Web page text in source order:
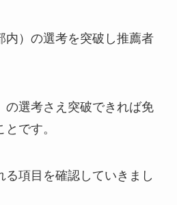
）の選考を突破し推薦者
選考さえ突破できれば免
とです。
項目を確認していきまし